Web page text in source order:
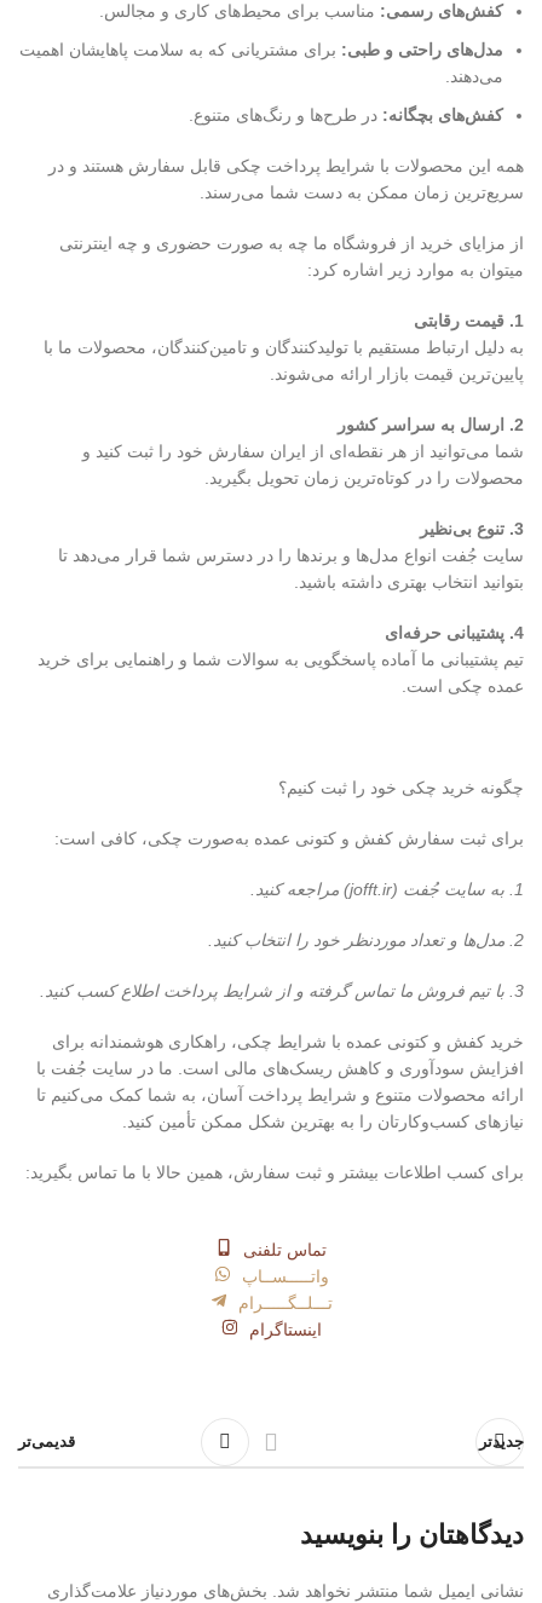
کفش‌های رسمی: مناسب برای محیط‌های کاری و مجالس.
مدل‌های راحتی و طبی: برای مشتریانی که به سلامت پاهایشان اهمیت
می‌دهند.
کفش‌های بچگانه: در طرح‌ها و رنگ‌های متنوع.
همه این محصولات با شرایط پرداخت چکی قابل سفارش هستند و در
سریع‌ترین زمان ممکن به دست شما می‌رسند.
از مزایای خرید از فروشگاه ما چه به صورت حضوری و چه اینترنتی
میتوان به موارد زیر اشاره کرد:
1. قیمت رقابتی
به دلیل ارتباط مستقیم با تولیدکنندگان و تامین‌کنندگان، محصولات ما با
پایین‌ترین قیمت بازار ارائه می‌شوند.
2. ارسال به سراسر کشور
شما می‌توانید از هر نقطه‌ای از ایران سفارش خود را ثبت کنید و
محصولات را در کوتاه‌ترین زمان تحویل بگیرید.
3. تنوع بی‌نظیر
سایت جُفت انواع مدل‌ها و برندها را در دسترس شما قرار می‌دهد تا
بتوانید انتخاب بهتری داشته باشید.
4. پشتیبانی حرفه‌ای
تیم پشتیبانی ما آماده پاسخگویی به سوالات شما و راهنمایی برای خرید
عمده چکی است.
چگونه خرید چکی خود را ثبت کنیم؟
برای ثبت سفارش کفش و کتونی عمده به‌صورت چکی، کافی است:
1. به سایت جُفت (jofft.ir) مراجعه کنید.
2. مدل‌ها و تعداد موردنظر خود را انتخاب کنید.
3. با تیم فروش ما تماس گرفته و از شرایط پرداخت اطلاع کسب کنید.
خرید کفش و کتونی عمده با شرایط چکی، راهکاری هوشمندانه برای
افزایش سودآوری و کاهش ریسک‌های مالی است. ما در سایت جُفت با
ارائه محصولات متنوع و شرایط پرداخت آسان، به شما کمک می‌کنیم تا
نیازهای کسب‌وکارتان را به بهترین شکل ممکن تأمین کنید.
برای کسب اطلاعات بیشتر و ثبت سفارش، همین حالا با ما تماس بگیرید:
تماس تلفنی
واتـــــســاپ
تـــلــگـــــرام
اینستاگرام
جدیدتر قدیمی‌تر
دیدگاهتان را بنویسید
نشانی ایمیل شما منتشر نخواهد شد. بخش‌های موردنیاز علامت‌گذاری